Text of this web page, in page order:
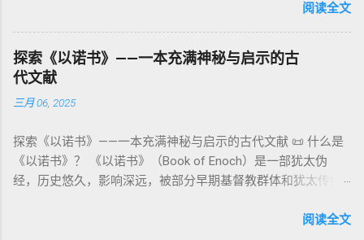
限 第11–15章讲述关于食物、疾病（如大麻风）、体液等“洁净
与不洁”的律例。其目的不是为了迷信或隔离，而是建立 圣洁与
秩序感 ，帮助以色列人活在神的同在中。 “洁净”不是等同于“无
罪”，而是不妨碍与神交往的状态。圣所是神居住之地，进入必
16章描述每年一次的“赎罪日”（Yom Kippur），大祭司进入至
圣所，用血为圣所与百姓遮罪。 这是整卷《利未记》的神学中
心： 神愿意居住在人中间； 罪必须被遮盖才能维持这同在；
神主动提供遮罪之道（两个祭牲，特别是“为耶和华”的与“归于
亚撒泻勒”的）。 这预表...
：以异象回顾以色列史并预示末世。 《以诺书信》（91–108）
：智慧训诫、“祸哉”、义人与恶人的结局等。 提示：另有《二
以诺书》（斯拉夫文）与《三以诺书》（希伯来文），属更晚
期以诺传统，不等同于《一以诺书》。 二、为什么重要？——
它是新约作者与读者共享的“语境词典” 1）新约中的直接/间接
呼应 犹大书14–15 几乎逐字引 1 Enoch 1:9（“主带着千万圣者
的“深渊囚禁”叙事共振。 彼后2:4 用“ 他他路斯 （Tartarus）”指
天使囚禁之所，贴近以诺传统语境。 福音书/启示录 中的“ 人子
来临与天使同来、坐在荣耀宝座审判列国 ”（太24–25；启1、
观 ：以诺将“巨人之灵”为游行污灵的渊源学解释，补给了新约
者”。 ✦ 语法 现象： Elohim 是 一个 复数 形式 （“- im” 后
世 记 1: 1）； 在 其他 语 境 中也 可 用于 复数 意义， 如 指 多
神、 属 灵 存在、 审判 官 等； 因此， 需 借助 上下文 判断 语
义 和 神学 定位 。 二、 希伯来 圣经 中 Elohim 的 主要 用法 与
示例 分类 类型 用法 说明 示例 经文 含义 1. 真神 指 以色列 的
所 崇拜 的 神祇 出 20: 3 假 神/ 偶像（ gods） 3. 属 灵 存在
神 的 众 子、 天使、 神圣 议会 成员 诗 82: 1, 申 32: 8– 9
神圣 存在（ divine beings） 4. 法官 被 委托 施行 神 审判者 出
权 代表 受托 执行 神 旨意 的 人（ 如 摩西） 出 7: 1 神 的 代言
阅读全文
探索《以诺书》——一本充满神秘与启示的古
代文献
三月 06, 2025
探索《以诺书》——一本充满神秘与启示的古代文献 📜 什么是
《以诺书》？ 《以诺书》（Book of Enoch）是一部犹太伪
经，历史悠久，影响深远，被部分早期基督教群体和犹太传统
的曾祖父——的名义写成，包含大量关于天使、堕落、审判和弥
阅读全文